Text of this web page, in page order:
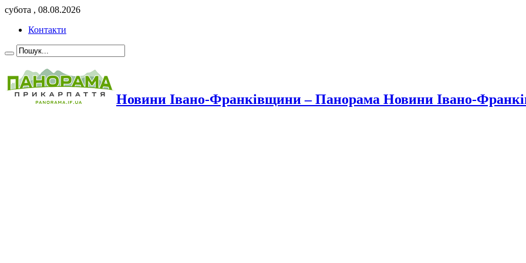
субота , 08.08.2026
Контакти
Новини Івано-Франківщини – Панорама Новини Івано-